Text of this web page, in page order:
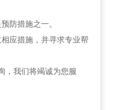
防措施之一。
应措施，并寻求专业帮
，我们将竭诚为您服